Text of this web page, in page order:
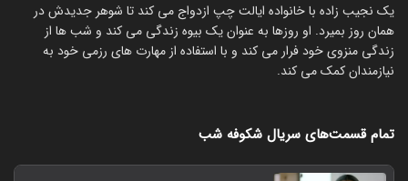
یک نجیب زاده با خانواده ایالت چپ ازدواج می کند تا شوهر جدیدش در
همان روز بمیرد. او روزها به عنوان یک بیوه زندگی می کند و شب ها از
زندگی منزوی خود فرار می کند و با استفاده از مهارت های رزمی خود به
نیازمندان کمک می کند.
تمام قسمت‌های سریال شکوفه شب